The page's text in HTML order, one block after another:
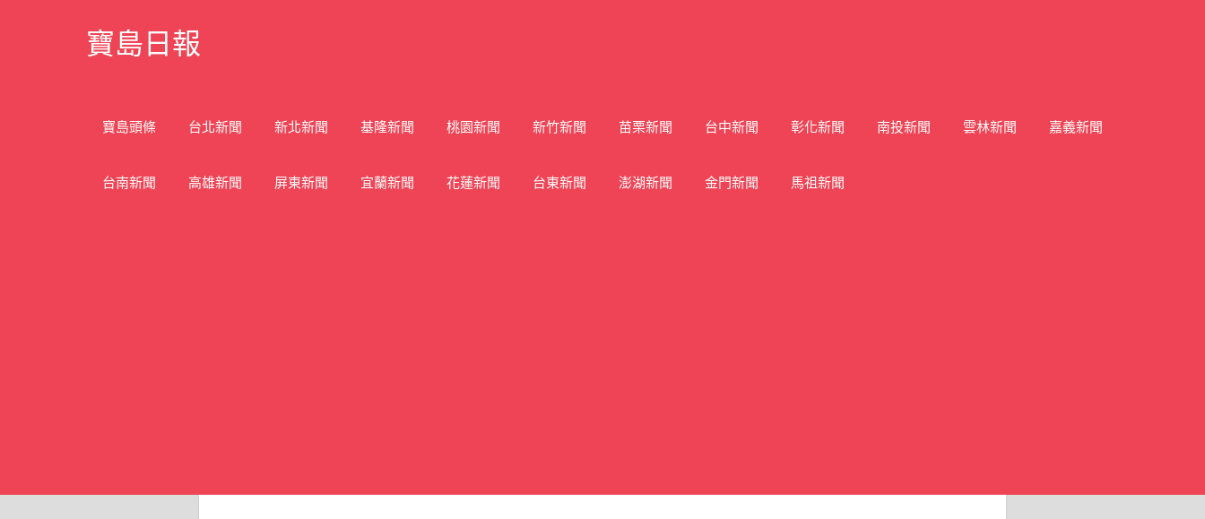
寶島日報
寶島頭條 台北新聞 新北新聞 基隆新聞 桃園新聞 新竹新聞 苗栗新聞 台中新聞 彰化新聞 南投新聞 雲林新聞 嘉義新聞
台南新聞 高雄新聞 屏東新聞 宜蘭新聞 花蓮新聞 台東新聞 澎湖新聞 金門新聞 馬祖新聞